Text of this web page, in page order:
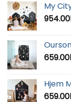
My
954.00
659.00
Hjem
659.00